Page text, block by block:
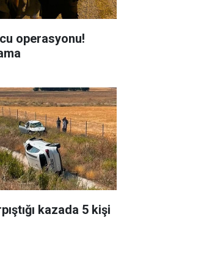
operasyonu!
kazada 5 kişi